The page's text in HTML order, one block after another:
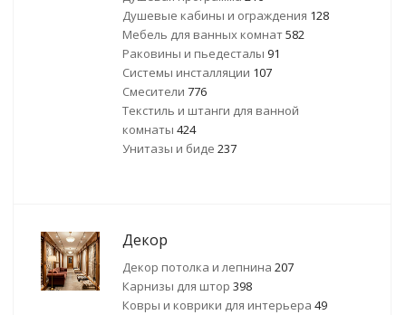
Душевые кабины и ограждения 128
Мебель для ванных комнат582
Раковины и пьедесталы 91
Системы инсталляции 107
Смесители 776
Текстиль и штанги для ванной
комнаты 424
Унитазы и биде 237
Декор
Декор потолка и лепнина 207
Карнизы для штор 398
Ковры и коврики для интерьера 49